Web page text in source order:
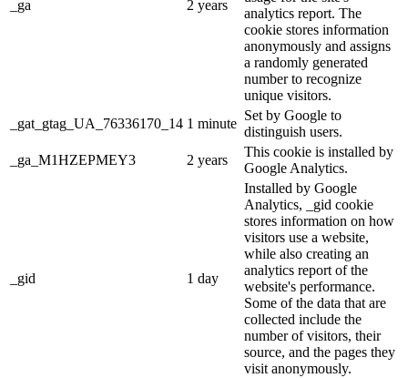
_ga 2 years
analytics report. The
cookie stores information
anonymously and assigns
a randomly generated
number to recognize
unique visitors.
_gat_gtag_UA_76336170_14 1 minute
Set by Google to
distinguish users.
_ga_M1HZEPMEY3
2 years
This cookie is installed by
Google Analytics.
_gid 1 day
Installed by Google
Analytics, _gid cookie
stores information on how
visitors use a website,
while also creating an
analytics report of the
website's performance.
Some of the data that are
collected include the
number of visitors, their
source, and the pages they
visit anonymously.